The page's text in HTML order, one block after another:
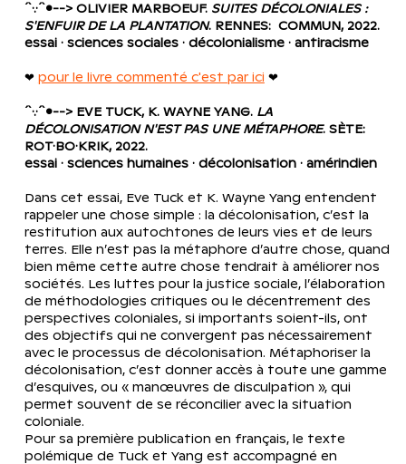
´`·.·´`•--> OLIVIER MARBOEUF. SUITES DÉCOLONIALES :
S'ENFUIR DE LA PLANTATION. RENNES:  COMMUN, 2022.
essai · sciences sociales · décolonialisme · antiracisme
❤ pour le livre commenté c'est par ici ❤
´`·.·´`•--> EVE TUCK, K. WAYNE YANG. LA
DÉCOLONISATION N'EST PAS UNE MÉTAPHORE. SÈTE:
ROT·BO·KRIK, 2022.
essai · sciences humaines · décolonisation · amérindien
Dans cet essai, Eve Tuck et K. Wayne Yang entendent
rappeler une chose simple : la décolonisation, c’est la
restitution aux autochtones de leurs vies et de leurs
terres. Elle n’est pas la métaphore d’autre chose, quand
bien même cette autre chose tendrait à améliorer nos
sociétés. Les luttes pour la justice sociale, l’élaboration
de méthodologies critiques ou le décentrement des
perspectives coloniales, si importants soient-ils, ont
des objectifs qui ne convergent pas nécessairement
avec le processus de décolonisation. Métaphoriser la
décolonisation, c’est donner accès à toute une gamme
d’esquives, ou « manœuvres de disculpation », qui
permet souvent de se réconcilier avec la situation
coloniale.
Pour sa première publication en français, le texte
polémique de Tuck et Yang est accompagné en